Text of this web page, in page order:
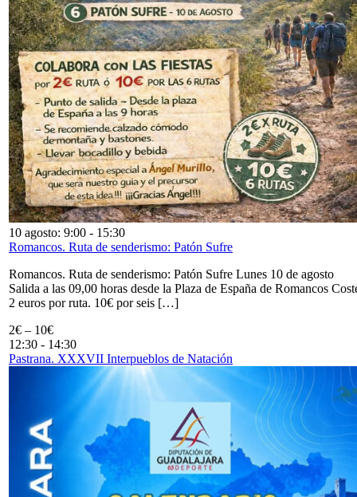
10 agosto: 9:00 - 15:30
Romancos. Ruta de senderismo: Patón Sufre
Romancos. Ruta de senderismo: Patón Sufre Lunes 10 de agosto
Salida a las 09,00 horas desde la Plaza de España de Romancos
2 euros por ruta. 10€ por seis […]
2€ – 10€
12:30 - 14:30
Pastrana. XXXVII Interpueblos de Natación